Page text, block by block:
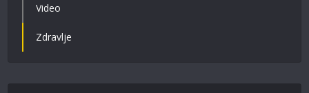
Video
Zdravlje